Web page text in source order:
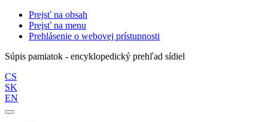
Prejsť na obsah
Prejsť na menu
Prehlásenie o webovej prístupnosti
Súpis pamiatok - encyklopedický prehľad sídiel
CS
SK
EN